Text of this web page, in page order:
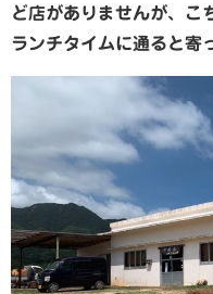
ど店がありませんが、こ
ランチタイムに通ると寄